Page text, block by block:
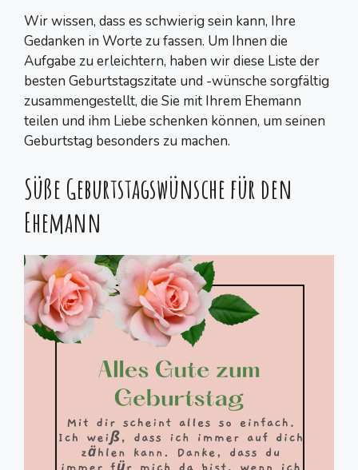
Wir wissen, dass es schwierig sein kann, Ihre
Gedanken in Worte zu fassen. Um Ihnen die
Aufgabe zu erleichtern, haben wir diese Liste der
besten Geburtstagszitate und -wünsche sorgfältig
zusammengestellt, die Sie mit Ihrem Ehemann
teilen und ihm Liebe schenken können, um seinen
Geburtstag besonders zu machen.
Süße Geburtstagswünsche für den
Ehemann